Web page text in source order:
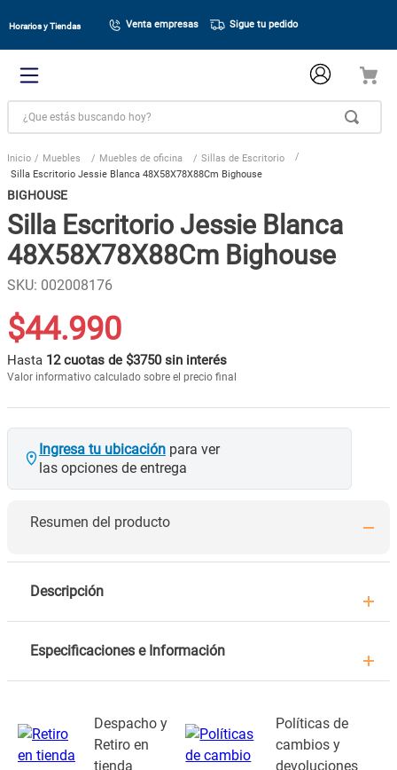
Horarios y Tiendas Venta empresas Sigue tu pedido
¿Que estás buscando hoy?
Muebles Muebles de oficina
Sillas de Escritorio
Silla Escritorio Jessie Blanca 48X58X78X88Cm Bighouse
BIGHOUSE
Silla Escritorio Jessie Blanca
48X58X78X88Cm Bighouse
SKU: 002008176
$44.990
Hasta 12 cuotas de $3750 sin interés
Valor informativo calculado sobre el precio final
Ingresa tu ubicación para ver
las opciones de entrega
Resumen del producto
Descripción
Especificaciones e Información
Despacho y
Retiro en
tienda
Políticas de
cambios y
devoluciones